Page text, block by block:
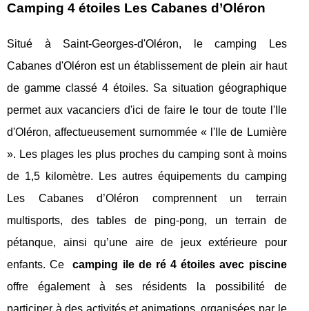
Camping 4 étoiles Les Cabanes d’Oléron
Situé à Saint-Georges-d'Oléron, le camping Les
Cabanes d'Oléron est un établissement de plein air haut
de gamme classé 4 étoiles. Sa situation géographique
permet aux vacanciers d'ici de faire le tour de toute l'Ile
d'Oléron, affectueusement surnommée « l'Ile de Lumière
». Les plages les plus proches du camping sont à moins
de 1,5 kilomètre. Les autres équipements du camping
Les Cabanes d’Oléron comprennent un terrain
multisports, des tables de ping-pong, un terrain de
pétanque, ainsi qu’une aire de jeux extérieure pour
enfants. Cecamping ile de ré 4 étoiles avec piscine
offre également à ses résidents la possibilité de
participer à des activités et animations, organisées par le